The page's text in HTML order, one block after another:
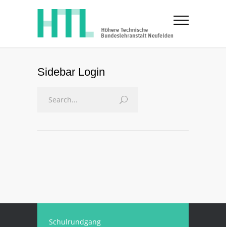
Sidebar Login
Schulrundgang